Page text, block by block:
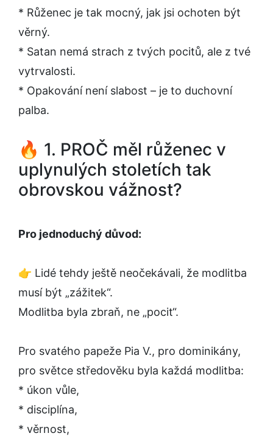
* Růženec je tak mocný, jak jsi ochoten být
věrný.
* Satan nemá strach z tvých pocitů, ale z tvé
vytrvalosti.
* Opakování není slabost – je to duchovní
palba.
🔥 1. PROČ měl růženec v
uplynulých stoletích tak
obrovskou vážnost?
Pro jednoduchý důvod:
👉 Lidé tehdy ještě neočekávali, že modlitba
musí být „zážitek“.
Modlitba byla zbraň, ne „pocit“.
Pro svatého papeže Pia V., pro dominikány,
pro světce středověku byla každá modlitba:
* úkon vůle,
* disciplína,
* věrnost,